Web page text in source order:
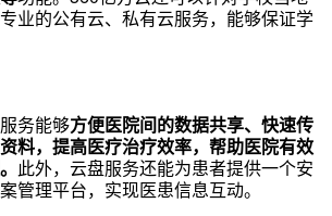
业的公有云、私有云服务，能够保证学
务能够方便医院间的数据共享、快速传
料，提高医疗治疗效率，帮助医院有效
此外，云盘服务还能为患者提供一个安
管理平台，实现医患信息互动。